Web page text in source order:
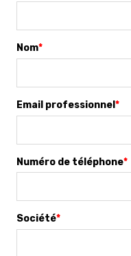
Nom*
Email professionnel *
Numéro de téléphone*
Société*